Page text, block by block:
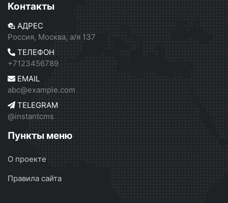
Контакты
АДРЕС
Россия, Москва, а/я 137
ТЕЛЕФОН
+7123456789
EMAIL
abc@example.com
TELEGRAM
@instantcms
Пункты меню
О проекте
Правила сайта